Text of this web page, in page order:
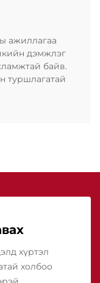
ажиллагаа
дэмжлэг
байв.
туршлагатай
хүртэл
холбоо